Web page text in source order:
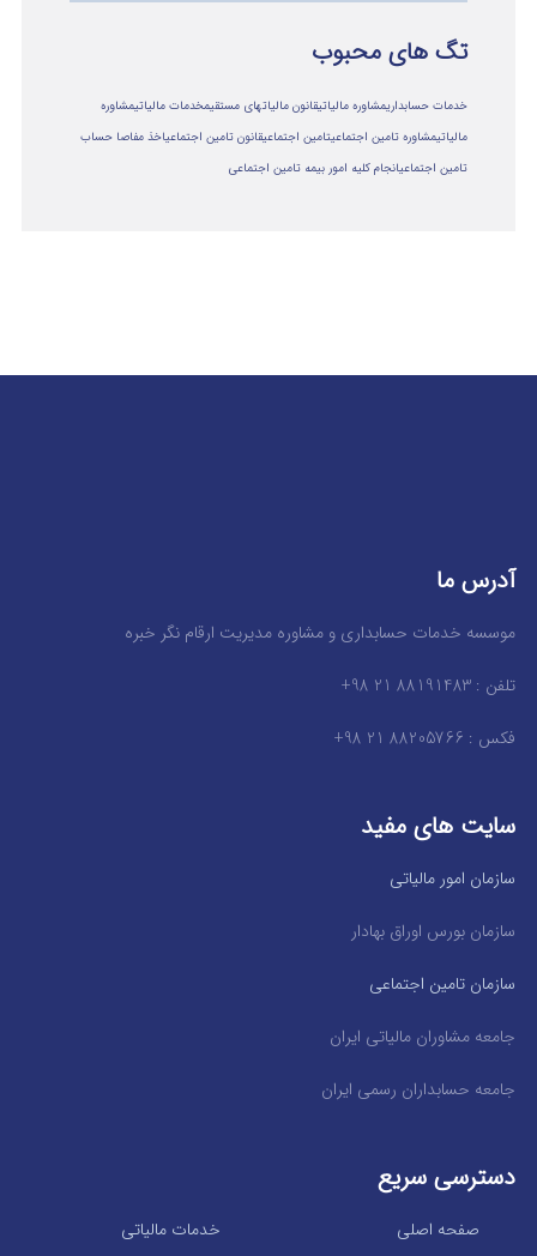
تگ های محبوب
خدمات حسابداریمشاوره مالیاتیقانون مالیاتهای مستقیمخدمات مالیاتیمشاوره
مالياتيمشاوره تامین اجتماعیتامین اجتماعیقانون تامین اجتماعیاخذ مفاصا حساب
تامین اجتماعیانجام کلیه امور بیمه تامین اجتماعی
آدرس ما
موسسه خدمات حسابداری و مشاوره مدیریت ارقام نگر خبره
تلفن : 88191483 21 98+
فکس : 88205766 21 98+
سایت های مفید
سازمان امور مالیاتی
سازمان بورس اوراق بهادار
سازمان تامین اجتماعی
جامعه مشاوران مالیاتی ایران
جامعه حسابداران رسمی ایران
دسترسی سریع
خدمات مالیاتی صفحه اصلی